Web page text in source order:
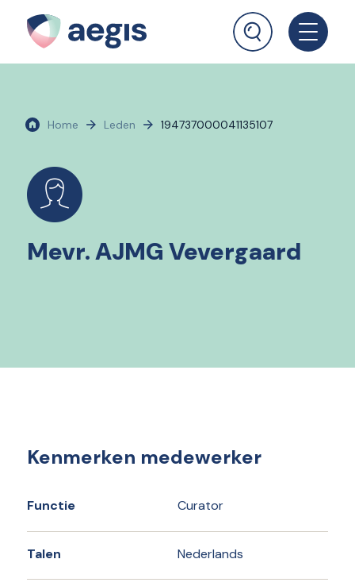
Home Leden 194737000041135107
Mevr. AJMG Vevergaard
Kenmerken medewerker
Functie Curator
Talen Nederlands